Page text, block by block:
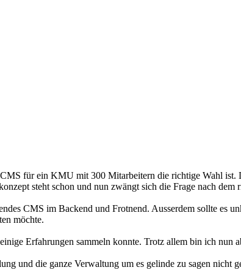
für ein KMU mit 300 Mitarbeitern die richtige Wahl
steht schon und nun zwängt sich die Frage nach dem
CMS im Backend und Frotnend. Ausserdem sollte es
möchte.
Erfahrungen sammeln konnte. Trotz allem bin ich nun
und die ganze Verwaltung um es gelinde zu sagen nicht